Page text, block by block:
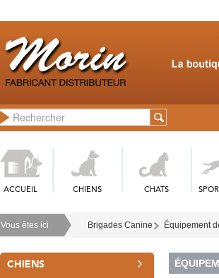
ACCUEIL CHIENS CHATS
Vous êtes ici Brigades Canine Équipement
CHIENS